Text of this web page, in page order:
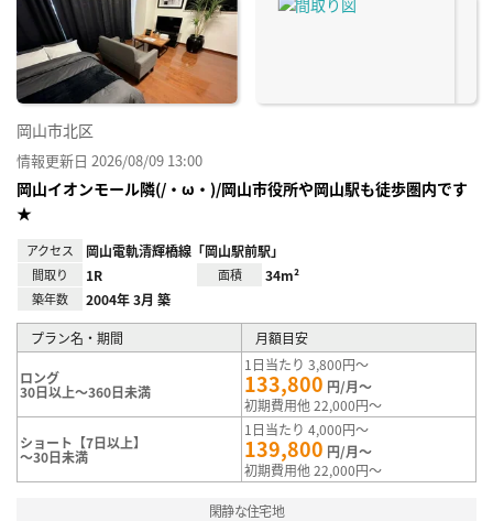
岡山市北区
情報更新日 2026/08/09 13:00
岡山イオンモール隣(/・ω・)/岡山市役所や岡山駅も徒歩圏内です
★
アクセス 岡山電軌清輝橋線「岡山駅前駅」
間取り 1R 面積 34m²
築年数 2004年 3月 築
プラン名・期間 月額目安
ロング
30日以上～360日未満
1日当たり 3,800円～
133,800 円/月～
初期費用他 22,000円～
ショート【7日以上】
～30日未満
1日当たり 4,000円～
139,800 円/月～
初期費用他 22,000円～
閑静な住宅地